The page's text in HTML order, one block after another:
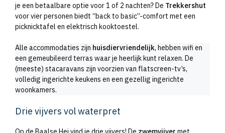
je een betaalbare optie voor 1 of 2 nachten? De Trekkershut
voor vier personen biedt “back to basic”-comfort met een
picknicktafel en elektrisch kooktoestel.
Alle accommodaties zijn huisdiervriendelijk, hebben wifi en
een gemeubileerd terras waar je heerlijk kunt relaxen. De
(meeste) stacaravans zijn voorzien van flatscreen-tv’s,
volledig ingerichte keukens en een gezellig ingerichte
woonkamers.
Drie vijvers vol waterpret